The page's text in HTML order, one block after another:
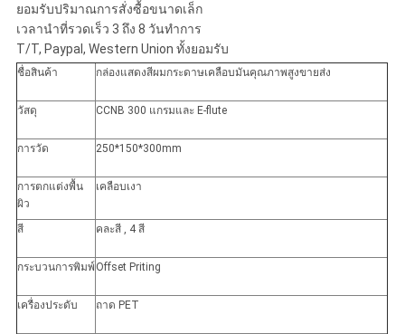
ยอมรับปริมาณการสั่งซื้อขนาดเล็ก
เวลานำที่รวดเร็ว 3 ถึง 8 วันทำการ
T/T, Paypal, Western Union ทั้งยอมรับ
ชื่อสินค้า กล่องแสดงสีผมกระดาษเคลือบมันคุณภาพสูงขายส่ง
วัสดุ CCNB 300 แกรมและ E-flute
การวัด 250*150*300mm
การตกแต่งพื้น
ผิว
เคลือบเงา
สี คละสี , 4 สี
กระบวนการพิมพ์ Offset Priting
เครื่องประดับ ถาด PET